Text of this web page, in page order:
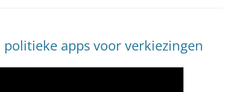
politieke apps voor verkiezingen